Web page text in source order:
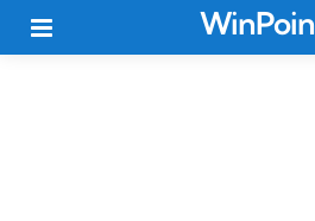
WinPoin